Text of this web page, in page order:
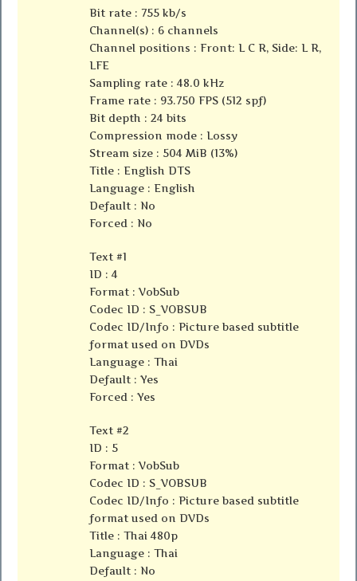
Bit rate : 755 kb/s
Channel(s) : 6 channels
Channel positions : Front: L C R, Side: L R,
LFE
Sampling rate : 48.0 kHz
Frame rate : 93.750 FPS (512 spf)
Bit depth : 24 bits
Compression mode : Lossy
Stream size : 504 MiB (13%)
Title : English DTS
Language : English
Default : No
Forced : No
Text #1
ID : 4
Format : VobSub
Codec ID : S_VOBSUB
Codec ID/Info : Picture based subtitle
format used on DVDs
Language : Thai
Default : Yes
Forced : Yes
Text #2
ID : 5
Format : VobSub
Codec ID : S_VOBSUB
Codec ID/Info : Picture based subtitle
format used on DVDs
Title : Thai 480p
Language : Thai
Default : No